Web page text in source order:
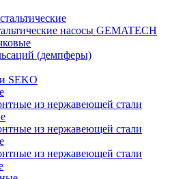
насосы GEMATECH
(демпферы)
SEKO
из нержавеющей стали
из нержавеющей стали
из нержавеющей стали